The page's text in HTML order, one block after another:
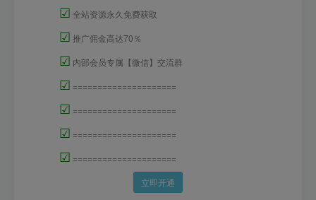
☑ 全站资源永久免费获取
☑ 推广佣金高达70％
☑ 内部会员专属【微信】交流群
☑ =====================
☑ =====================
☑ =====================
☑ =====================
立即开通